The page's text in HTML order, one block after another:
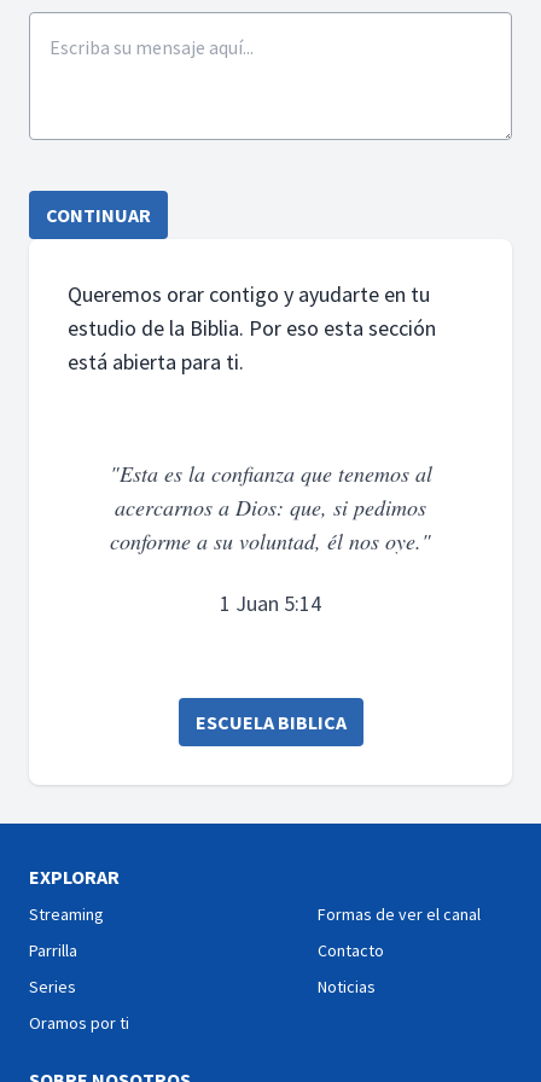
CONTINUAR
Queremos orar contigo y ayudarte en tu
estudio de la Biblia. Por eso esta sección
está abierta para ti.
"Esta es la confianza que tenemos al
acercarnos a Dios: que, si pedimos
conforme a su voluntad, él nos oye."
1 Juan 5:14
ESCUELA BIBLICA
EXPLORAR
Streaming
Parrilla
Series
Oramos por ti
Formas de ver el canal
Contacto
Noticias